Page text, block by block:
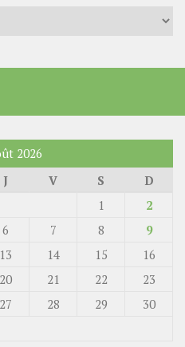
2026
J V S
D
1
2
6 7 8
9
13 14 15
16
20 21 22
23
27 28 29
30